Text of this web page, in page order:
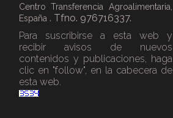
Centro Transferencia Agroalimentaria,
España . Tfno. 976716337.
Para suscribirse a esta web y
recibir avisos de nuevos
contenidos y publicaciones, haga
clic en "follow", en la cabecera de
esta web.